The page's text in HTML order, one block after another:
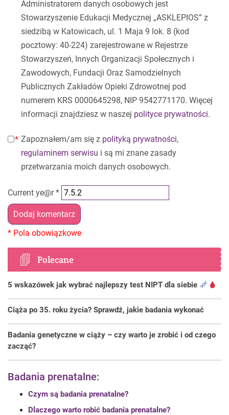
Administratorem danych osobowych jest
Stowarzyszenie Edukacji Medycznej „ASKLEPIOS” z
siedzibą w Katowicach, ul. 1 Maja 9 lok. 8 (kod
pocztowy: 40-224) zarejestrowane w Rejestrze
Stowarzyszeń, Innych Organizacji Społecznych i
Zawodowych, Fundacji Oraz Samodzielnych
Publicznych Zakładów Opieki Zdrowotnej pod
numerem KRS 0000645298, NIP 9542771170. Więcej
informacji znajdziesz w naszej polityce prywatności.
Zapoznałem/am się z polityką prywatności,
regulaminem serwisu i są mi znane zasady
przetwarzania moich danych osobowych.
Current ye@r*
Polecane
5 wskazówek jak wybrać najlepszy test NIPT dla siebie
Ciąża po 35. roku życia? Sprawdź, jakie badania wykonać
Badania genetyczne w ciąży – czy warto je zrobić i od czego
zacząć?
Badania prenatalne:
Czym są badania prenatalne?
Dlaczego warto robić badania prenatalne?